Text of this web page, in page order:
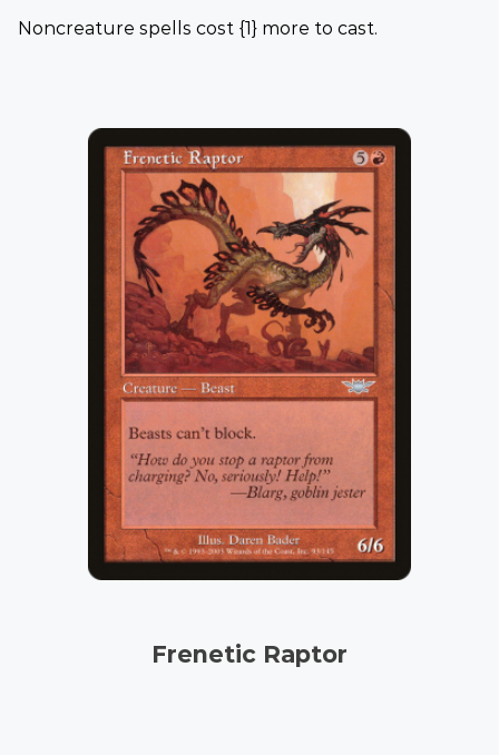
Noncreature spells cost {1} more to cast.
Frenetic Raptor